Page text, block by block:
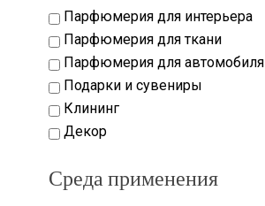
Парфюмерия для интерьера
Парфюмерия для ткани
Парфюмерия для автомобиля
Подарки и сувениры
Клининг
Декор
Среда применения